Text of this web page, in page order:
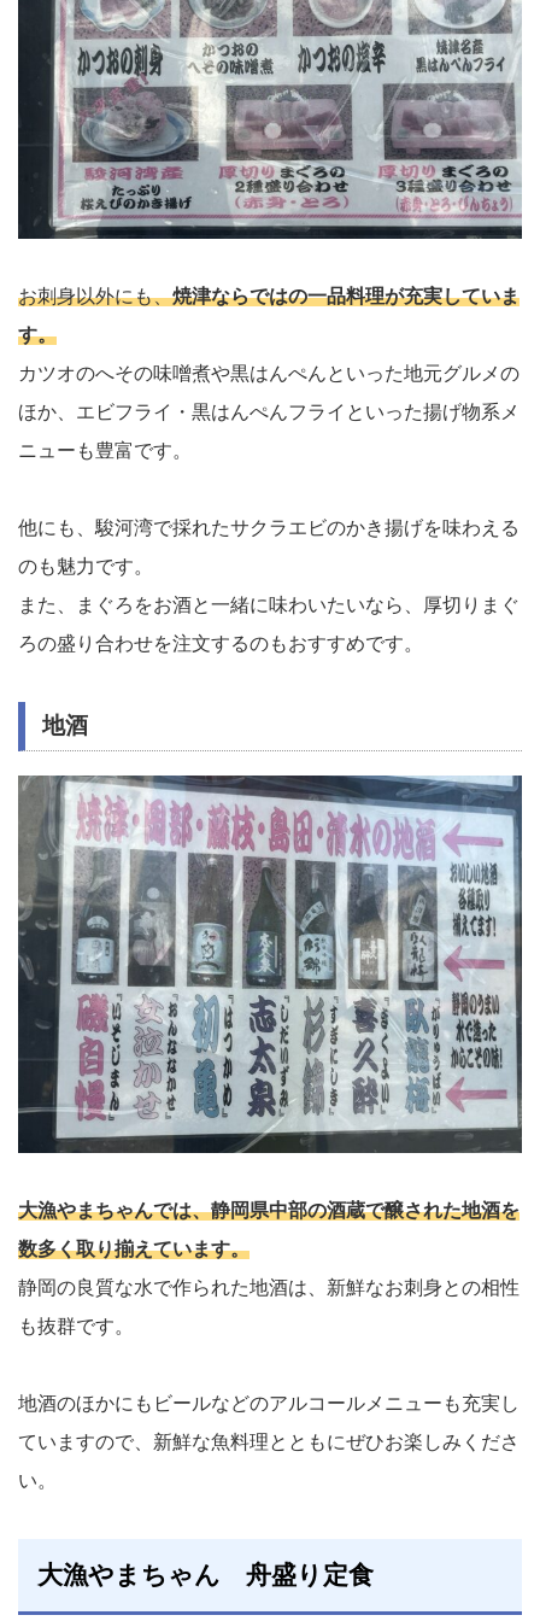
お刺身以外にも、焼津ならではの一品料理が充実していま
す。
カツオのへその味噌煮や黒はんぺんといった地元グルメの
ほか、エビフライ・黒はんぺんフライといった揚げ物系メ
ニューも豊富です。
他にも、駿河湾で採れたサクラエビのかき揚げを味わえる
のも魅力です。
また、まぐろをお酒と一緒に味わいたいなら、厚切りまぐ
ろの盛り合わせを注文するのもおすすめです。
地酒
大漁やまちゃんでは、静岡県中部の酒蔵で醸された地酒を
数多く取り揃えています。
静岡の良質な水で作られた地酒は、新鮮なお刺身との相性
も抜群です。
地酒のほかにもビールなどのアルコールメニューも充実し
ていますので、新鮮な魚料理とともにぜひお楽しみくださ
い。
大漁やまちゃん 舟盛り定食